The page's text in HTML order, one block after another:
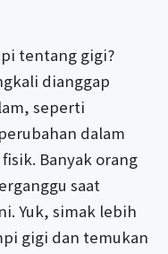
tentang gigi?
dianggap
seperti
dalam
Banyak orang
saat
Yuk, simak lebih
gigi dan temukan